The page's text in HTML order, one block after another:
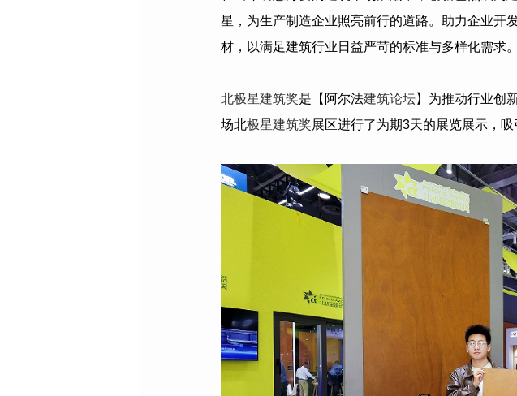
星，为生产制造企业照亮前行的道路。助力企业开
材，以满足建筑行业日益严苛的标准与多样化需求。
北极星建筑奖是【阿尔法建筑论坛】为推动行业创
场北极星建筑奖展区进行了为期3天的展览展示，吸